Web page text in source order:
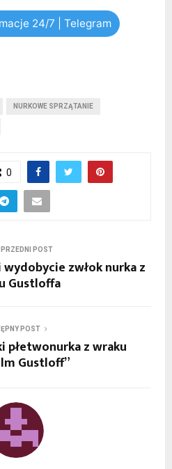
24/7 | Telegram
NURKOWE SPRZĄTANIE
0
POST
zwłok nurka z
Gustloffa
POST
płetwonurka z wraku
Gustloff”